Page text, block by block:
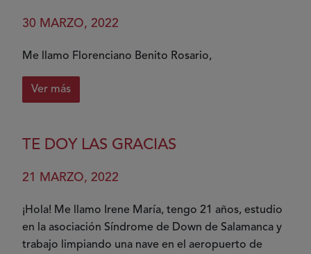
enemigo...
30 MARZO, 2022
Me llamo Florenciano Benito Rosario,
Ver más
sobre
es
vida
TE DOY LAS GRACIAS
21 MARZO, 2022
¡Hola! Me llamo Irene María, tengo 21 años, estudio
en la asociación Síndrome de Down de Salamanca y
trabajo limpiando una nave en el aeropuerto de